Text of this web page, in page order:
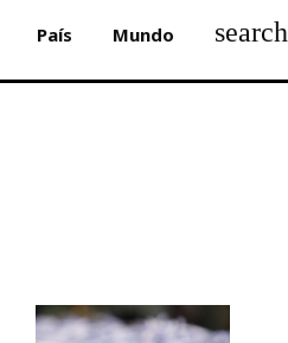
País Mundo search